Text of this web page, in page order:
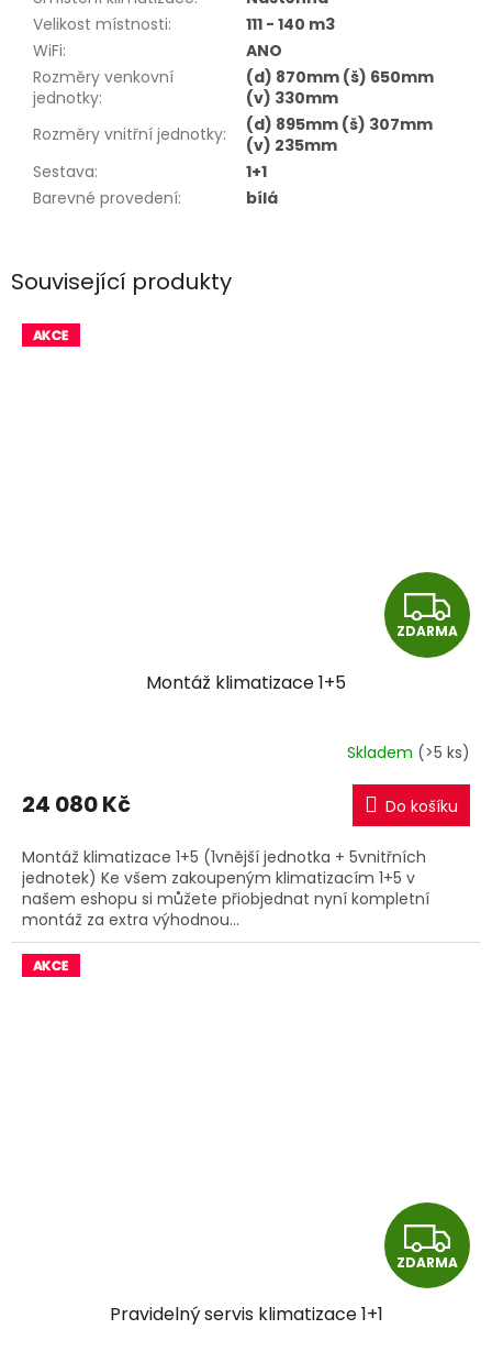
Související produkty
Z
D
R
M
A
ZDARMA
Montáž klimatizace 1+5
Skladem (>5 ks)
24 080 Kč Do košíku
Montáž klimatizace 1+5 (1vnější jednotka + 5vnitřních
jednotek) Ke všem zakoupeným klimatizacím 1+5 v
našem eshopu si můžete přiobjednat nyní kompletní
montáž za extra výhodnou...
Z
D
ZDARMA
Pravidelný servis klimatizace 1+1
Velikost místnosti:
111 - 140 m3
WiFi:
ANO
Rozměry venkovní
jednotky:
(d) 870mm (š) 650mm
(v) 330mm
Rozměry vnitřní jednotky:
(d) 895mm (š) 307mm
(v) 235mm
Sestava:
1+1
Barevné provedení: bílá